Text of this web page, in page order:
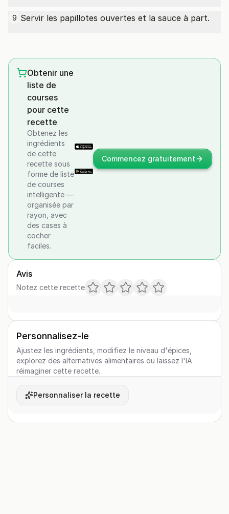
9 Servir les papillotes ouvertes et la sauce à part.
Obtenir une
liste de
courses
pour cette
recette
Obtenez les
ingrédients
de cette
recette sous
forme de liste
de courses
intelligente —
organisée par
rayon, avec
des cases à
cocher
faciles.
Commencez gratuitement
Avis
Notez cette recette
Personnalisez-le
Ajustez les ingrédients, modifiez le niveau d'épices,
explorez des alternatives alimentaires ou laissez l'IA
réimaginer cette recette.
Personnaliser la recette